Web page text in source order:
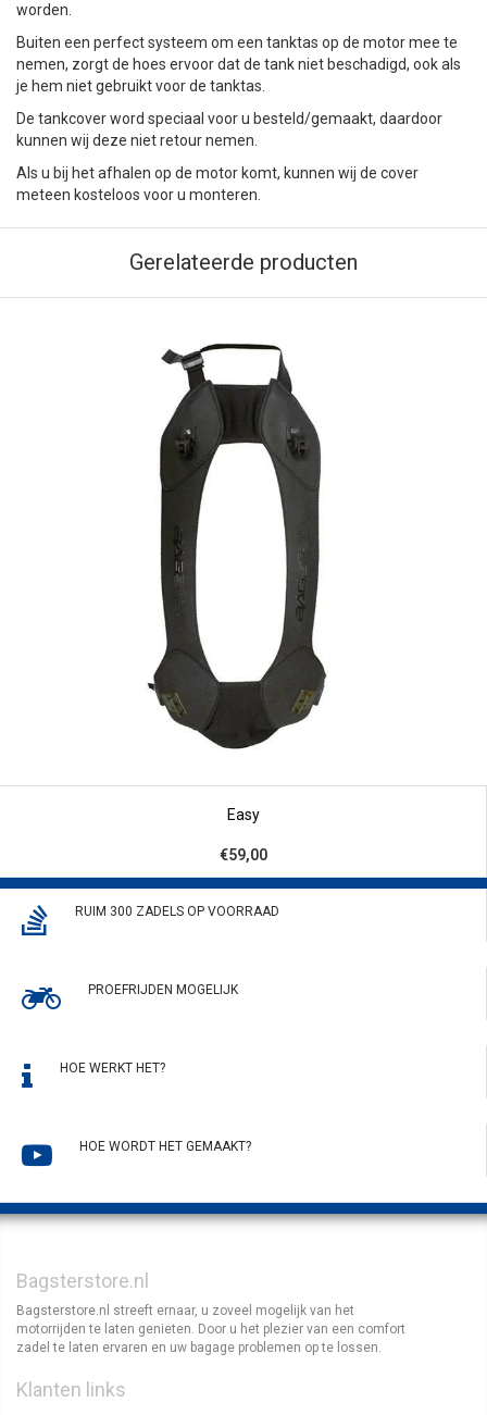
worden.
Buiten een perfect systeem om een tanktas op de motor mee te
nemen, zorgt de hoes ervoor dat de tank niet beschadigd, ook als
je hem niet gebruikt voor de tanktas.
De tankcover word speciaal voor u besteld/gemaakt, daardoor
kunnen wij deze niet retour nemen.
Als u bij het afhalen op de motor komt, kunnen wij de cover
meteen kosteloos voor u monteren.
Gerelateerde producten
Easy
€59,00
RUIM 300 ZADELS OP VOORRAAD
PROEFRIJDEN MOGELIJK
HOE WERKT HET?
HOE WORDT HET GEMAAKT?
Bagsterstore.nl
Bagsterstore.nl streeft ernaar, u zoveel mogelijk van het
motorrijden te laten genieten. Door u het plezier van een comfort
zadel te laten ervaren en uw bagage problemen op te lossen.
Klanten links